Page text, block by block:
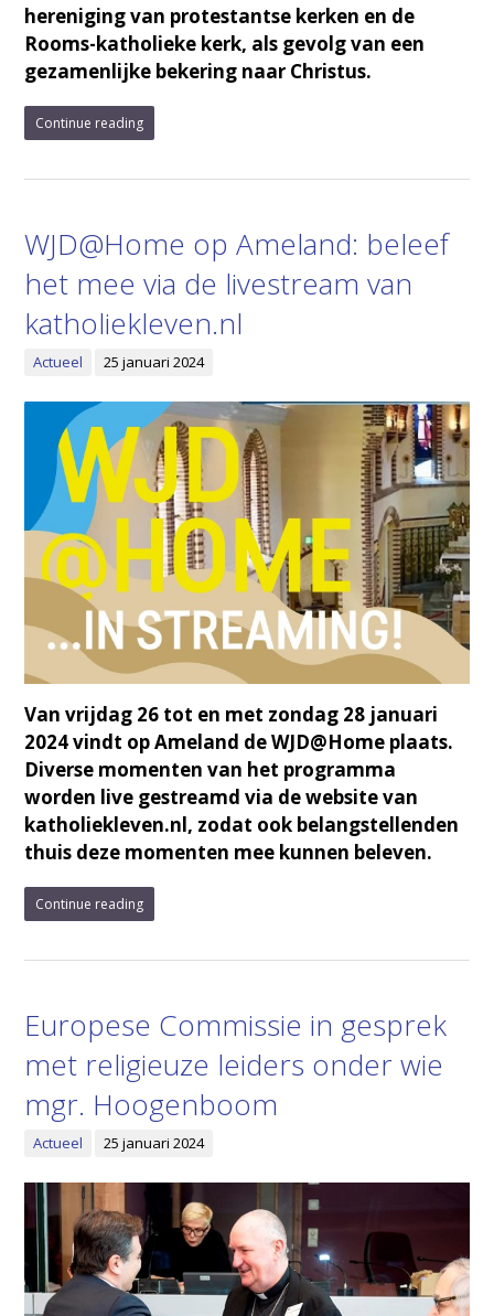
hereniging van protestantse kerken en de
Rooms-katholieke kerk, als gevolg van een
gezamenlijke bekering naar Christus.
Continue reading
WJD@Home op Ameland: beleef
het mee via de livestream van
katholiekleven.nl
Actueel 25 januari 2024
Van vrijdag 26 tot en met zondag 28 januari
2024 vindt op Ameland de WJD@Home plaats.
Diverse momenten van het programma
worden live gestreamd via de website van
katholiekleven.nl, zodat ook belangstellenden
thuis deze momenten mee kunnen beleven.
Continue reading
Europese Commissie in gesprek
met religieuze leiders onder wie
mgr. Hoogenboom
Actueel 25 januari 2024